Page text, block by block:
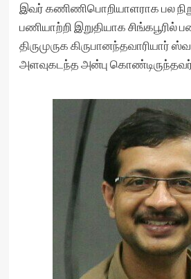
இவர் கணிணிபொறியாளராக பல
பணியாற்றி இறுதியாக சிங்கபூரில்
திருமுருக கிருபானந்தவாரியார்
அளவுகடந்த அன்பு